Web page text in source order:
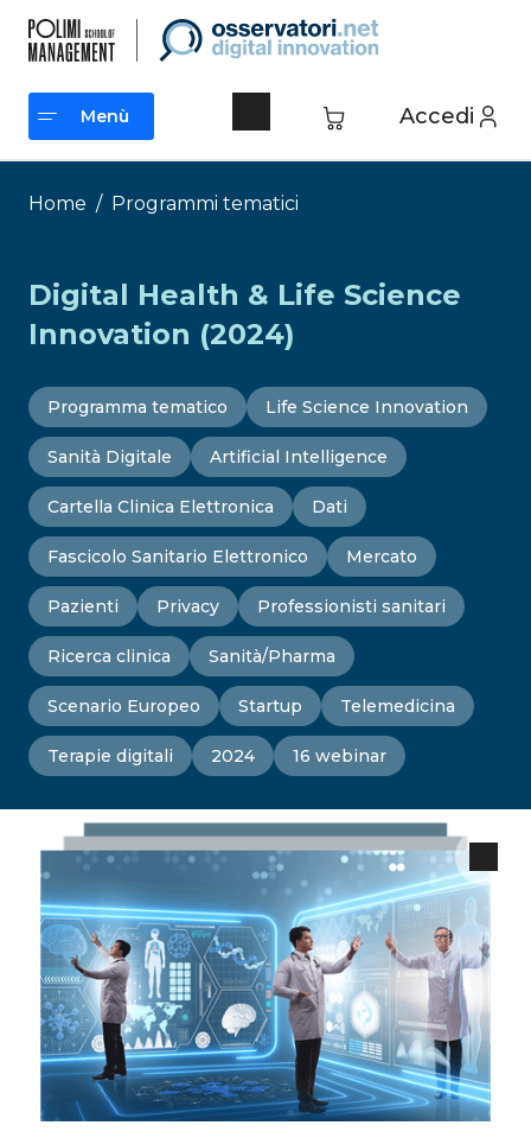
contenuto
Accedi
Menù
Menù
Home / Programmi tematici
Digital Health & Life Science
Innovation (2024)
Programma tematico Life Science Innovation
Sanità Digitale Artificial Intelligence
Cartella Clinica Elettronica Dati
Fascicolo Sanitario Elettronico Mercato
Pazienti Privacy Professionisti sanitari
Ricerca clinica Sanità/Pharma
Scenario Europeo Startup Telemedicina
Terapie digitali 2024 16 webinar